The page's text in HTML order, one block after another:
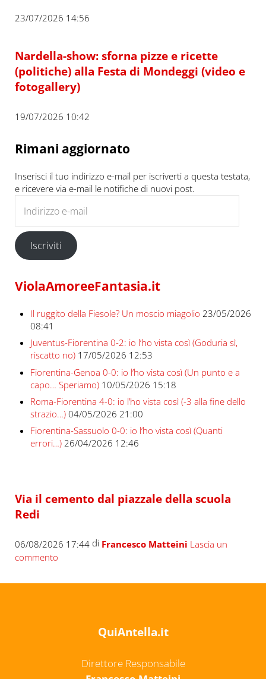
23/07/2026 14:56
Nardella-show: sforna pizze e ricette
(politiche) alla Festa di Mondeggi (video e
fotogallery)
19/07/2026 10:42
Rimani aggiornato
Inserisci il tuo indirizzo e-mail per iscriverti a questa testata,
e ricevere via e-mail le notifiche di nuovi post.
Iscriviti
ViolaAmoreeFantasia.it
Il ruggito della Fiesole? Un moscio miagolio 23/05/2026
08:41
Juventus-Fiorentina 0-2: io l’ho vista così (Goduria sì,
riscatto no) 17/05/2026 12:53
Fiorentina-Genoa 0-0: io l’ho vista così (Un punto e a
capo… Speriamo) 10/05/2026 15:18
Roma-Fiorentina 4-0: io l’ho vista così (-3 alla fine dello
strazio…) 04/05/2026 21:00
Fiorentina-Sassuolo 0-0: io l’ho vista così (Quanti
errori…) 26/04/2026 12:46
Via il cemento dal piazzale della scuola
Redi
06/08/2026 17:44di Francesco Matteini Lascia un
commento
QuiAntella.it
Direttore Responsabile